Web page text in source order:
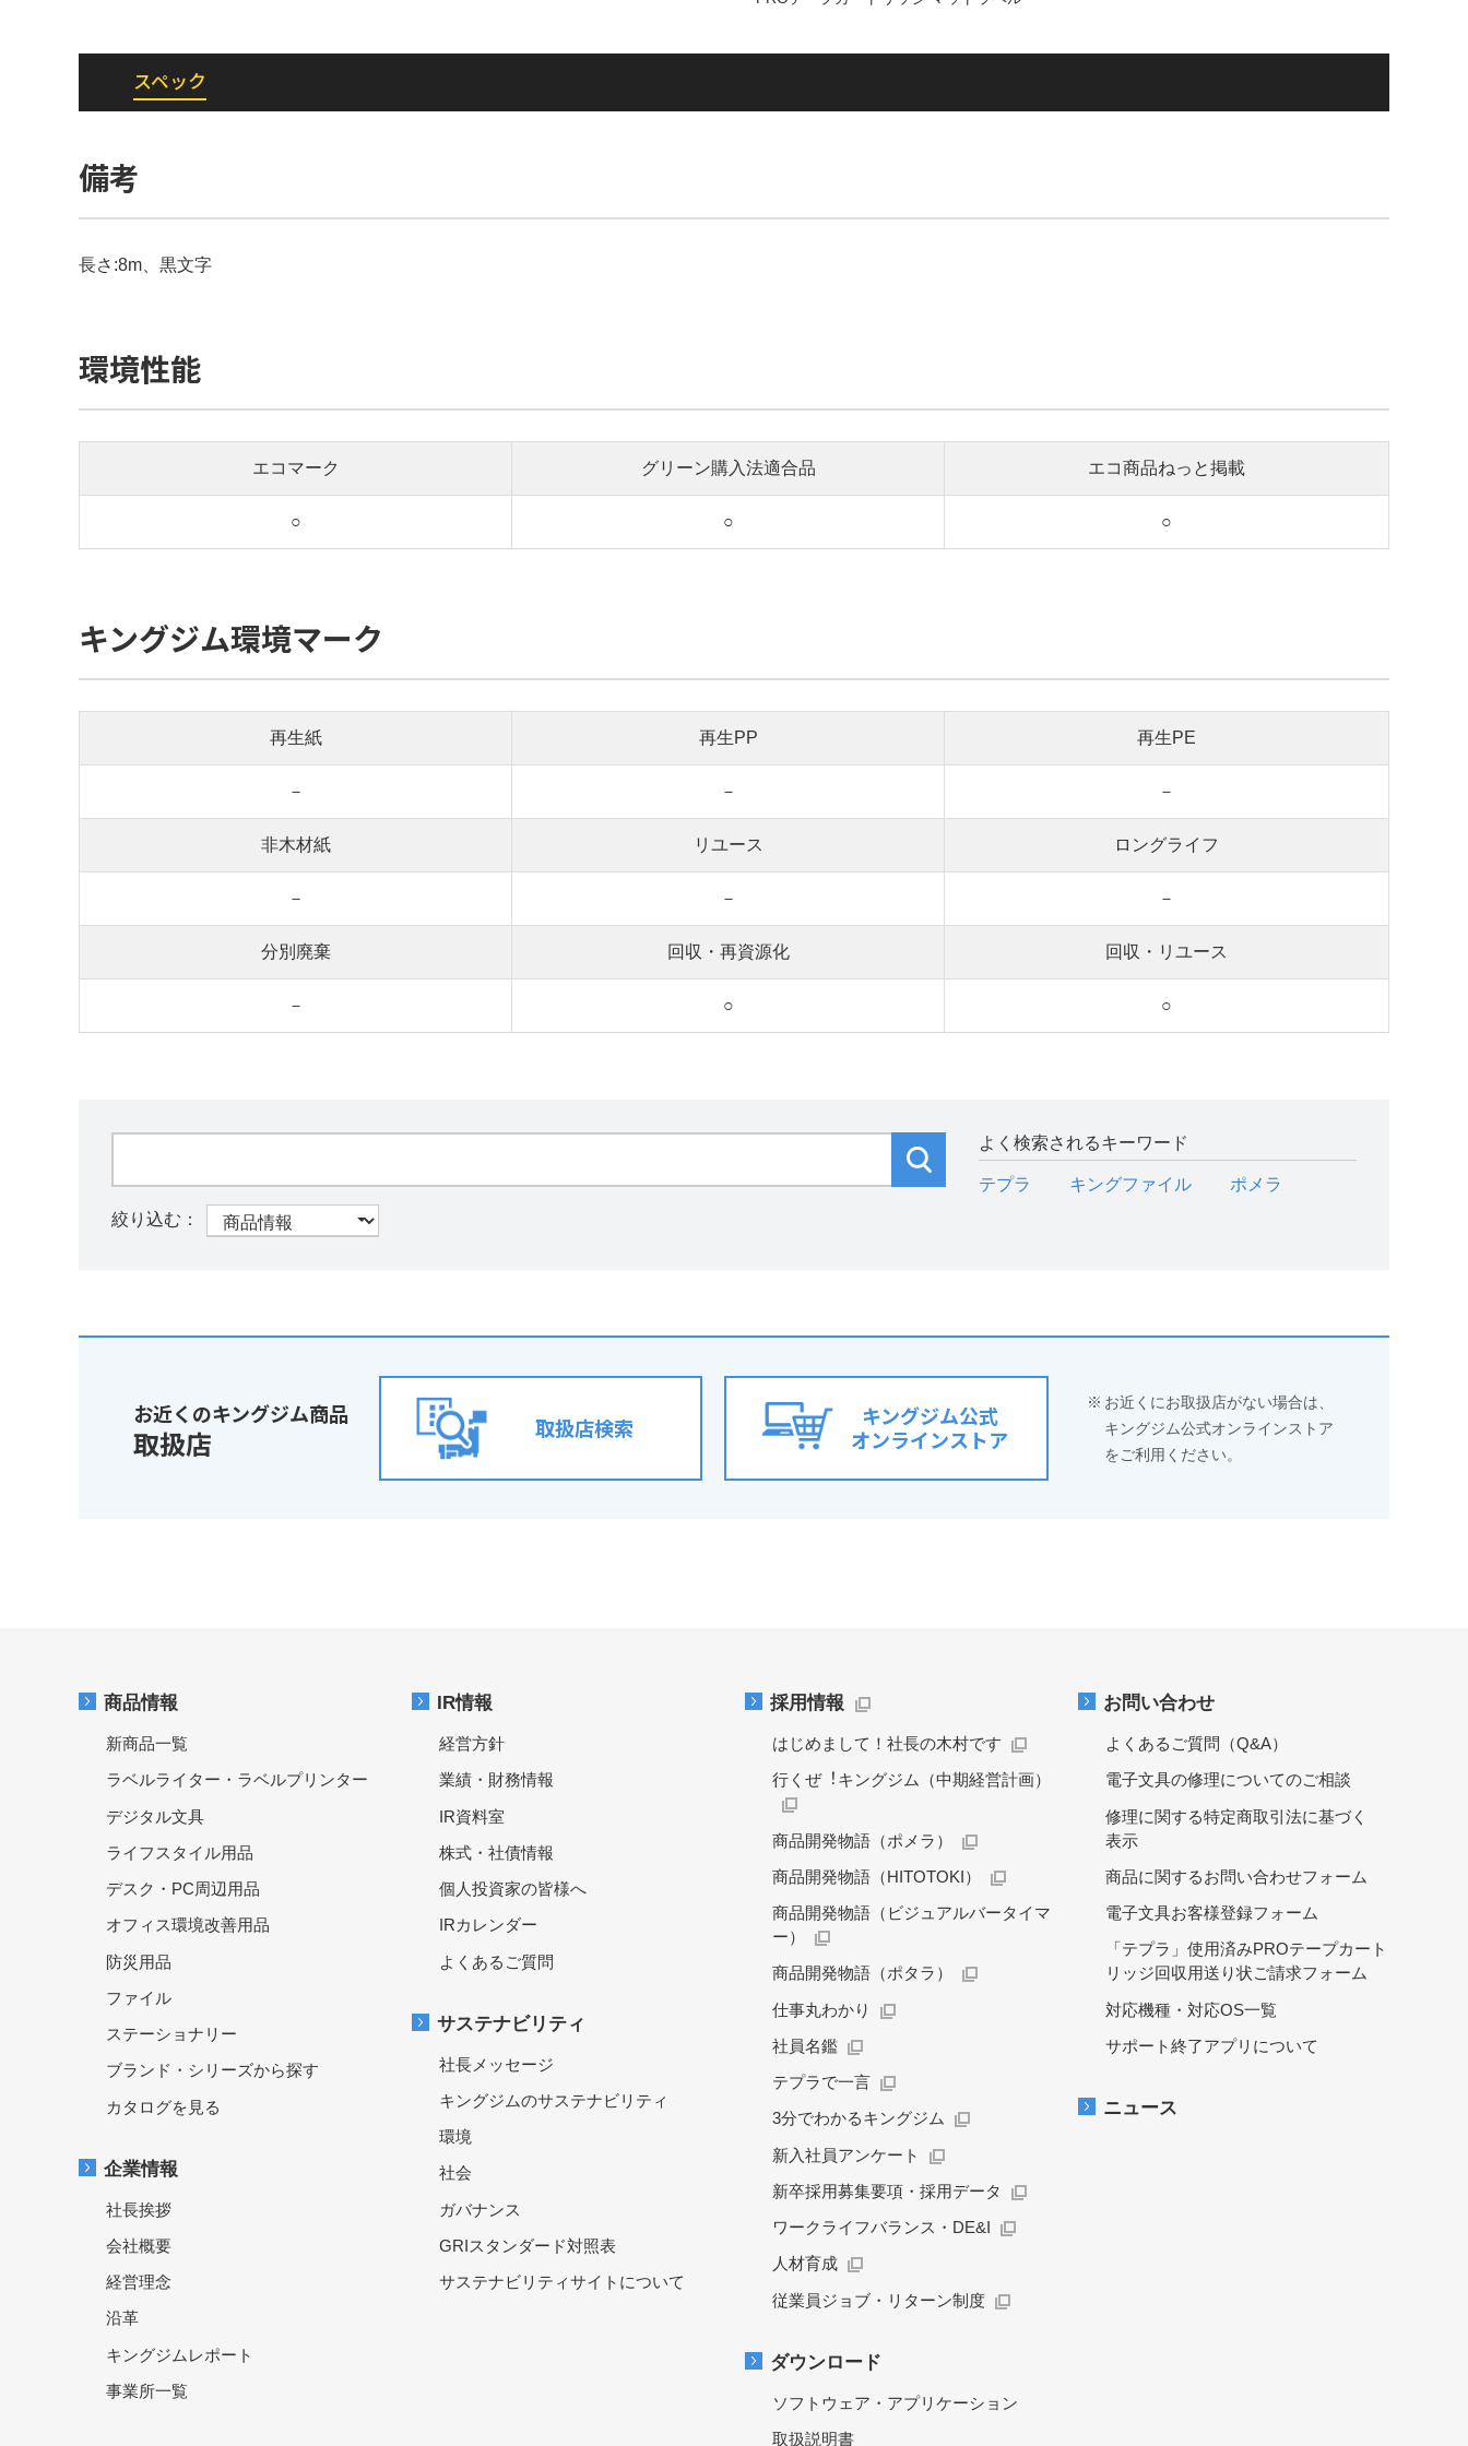
スペック
備考
長さ:8m、黒文字
環境性能
エコマーク グリーン購入法適合品 エコ商品ねっと掲載
○ ○ ○
キングジム環境マーク
再生紙 再生PP 再生PE
－ － －
非木材紙 リユース ロングライフ
－ － －
分別廃棄 回収・再資源化 回収・リユース
－ ○ ○
よく検索されるキーワード
テプラ キングファイル ポメラ
お近くのキングジム商品
取扱店 取扱店検索
キングジム公式
オンラインストア
※ お近くにお取扱店がない場合は、
キングジム公式オンラインストア
をご利用ください。
商品情報
新商品一覧
ラベルライター・ラベルプリンター
デジタル文具
ライフスタイル用品
デスク・PC周辺用品
オフィス環境改善用品
防災用品
ファイル
ステーショナリー
ブランド・シリーズから探す
カタログを見る
企業情報
社長挨拶
会社概要
経営理念
沿革
キングジムレポート
事業所一覧
IR情報
経営方針
業績・財務情報
IR資料室
株式・社債情報
個人投資家の皆様へ
IRカレンダー
よくあるご質問
サステナビリティ
社長メッセージ
キングジムのサステナビリティ
環境
社会
ガバナンス
GRIスタンダード対照表
サステナビリティサイトについて
採用情報
はじめまして！社長の木村です
行くぜ︕キングジム（中期経営計画）
商品開発物語（ポメラ）
商品開発物語（HITOTOKI）
商品開発物語（ビジュアルバータイマ
ー）
商品開発物語（ポタラ）
仕事丸わかり
社員名鑑
テプラで一言
3分でわかるキングジム
新入社員アンケート
新卒採用募集要項・採用データ
ワークライフバランス・DE&I
人材育成
従業員ジョブ・リターン制度
ダウンロード
ソフトウェア・アプリケーション
取扱説明書
お問い合わせ
よくあるご質問（Q&A）
電子文具の修理についてのご相談
修理に関する特定商取引法に基づく
表示
商品に関するお問い合わせフォーム
電子文具お客様登録フォーム
「テプラ」使用済みPROテープカート
リッジ回収用送り状ご請求フォーム
対応機種・対応OS一覧
サポート終了アプリについて
ニュース